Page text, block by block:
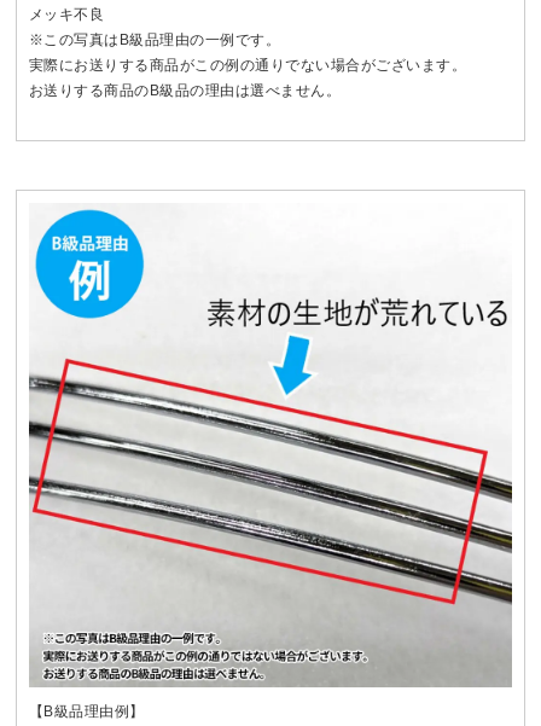
メッキ不良
※この写真はB級品理由の一例です。
実際にお送りする商品がこの例の通りでない場合がございます。
お送りする商品のB級品の理由は選べません。
【B級品理由例】